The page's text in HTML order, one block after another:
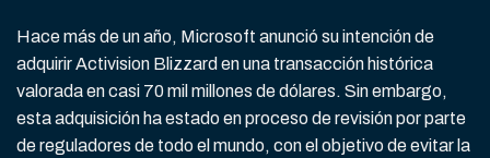
Hace más de un año, Microsoft anunció su intención de
adquirir Activision Blizzard en una transacción histórica
valorada en casi 70 mil millones de dólares. Sin embargo,
esta adquisición ha estado en proceso de revisión por parte
de reguladores de todo el mundo, con el objetivo de evitar la